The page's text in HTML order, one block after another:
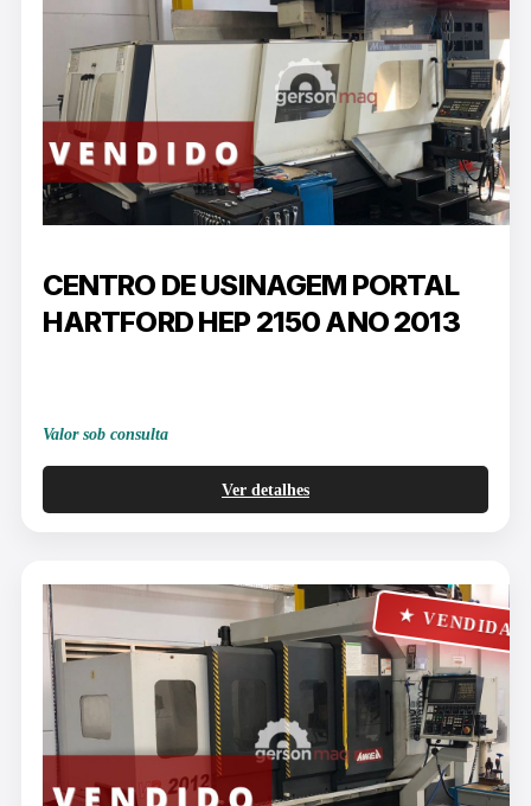
CENTRO DE USINAGEM PORTAL
HARTFORD HEP 2150 ANO 2013
Valor sob consulta
Ver detalhes
★ VENDIDA